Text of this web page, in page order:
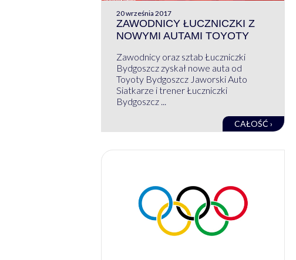
20 września 2017
ZAWODNICY ŁUCZNICZKI Z
NOWYMI AUTAMI TOYOTY
Zawodnicy oraz sztab Łuczniczki
Bydgoszcz zyskał nowe auta od
Toyoty Bydgoszcz Jaworski Auto
Siatkarze i trener Łuczniczki
Bydgoszcz ...
CAŁOŚĆ ›